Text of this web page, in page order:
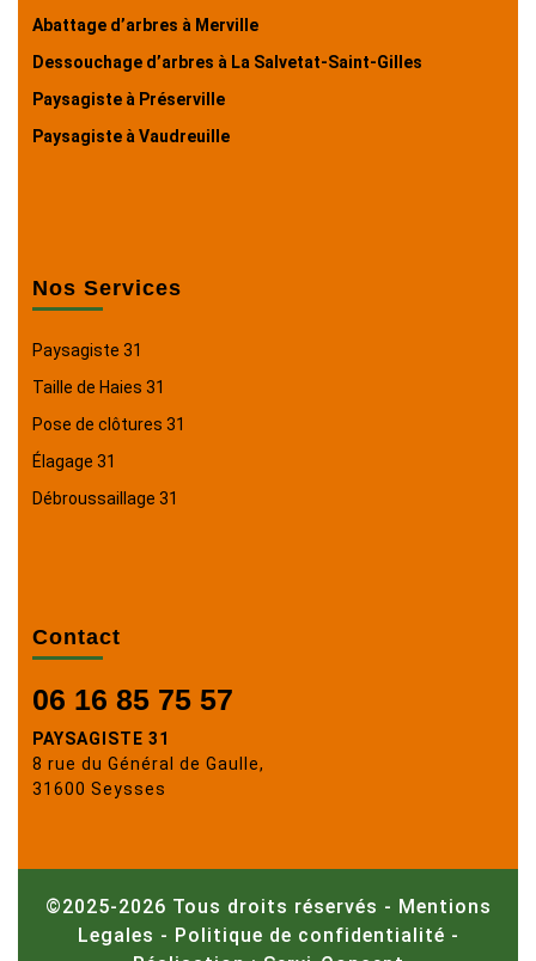
Abattage d’arbres à Merville
Dessouchage d’arbres à La Salvetat-Saint-Gilles
Paysagiste à Préserville
Paysagiste à Vaudreuille
Nos Services
Paysagiste 31
Taille de Haies 31
Pose de clôtures 31
Élagage 31
Débroussaillage 31
Contact
06 16 85 75 57
PAYSAGISTE 31
8 rue du Général de Gaulle,
31600 Seysses
©2025-2026 Tous droits réservés - Mentions
Legales - Politique de confidentialité -